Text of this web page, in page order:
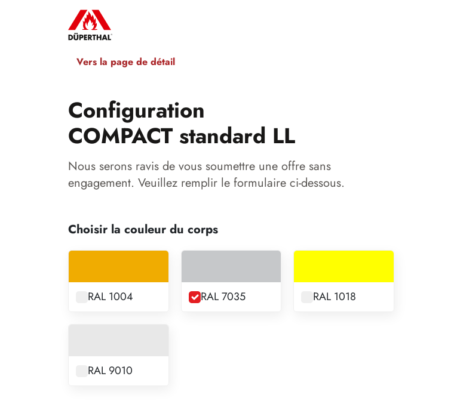
Vers la page de détail
Configuration
COMPACT standard LL
Nous serons ravis de vous soumettre une offre sans
engagement. Veuillez remplir le formulaire ci-dessous.
Choisir la couleur du corps
RAL 1004 RAL 7035 RAL 1018
RAL 9010